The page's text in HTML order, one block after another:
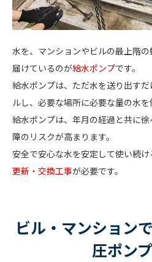
水を、マンションやビルの最上階
届けているのが給水ポンプです。
給水ポンプは、ただ水を送り出す
ルし、必要な場所に必要な量の水を
給水ポンプは、年月の経過と共に
障のリスクが高まります。
安全で安心な水を安定して使い続
更新・交換工事が必要です。
ビル・マンション
圧ポン